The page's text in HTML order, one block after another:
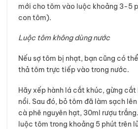
mới cho tôm vào luộc khoảng 3-5
con tôm).
Luộc tôm không dùng nước
Nếu sợ tôm bị nhạt, bạn cũng có
thả tôm trực tiếp vào trong nước.
Hãy xếp hành lá cắt khúc, gừng
nồi. Sau đó, bỏ tôm đã làm sạch
cà phê nguyên hạt, 30ml rượu
luộc tôm trong khoảng 5 phút trên